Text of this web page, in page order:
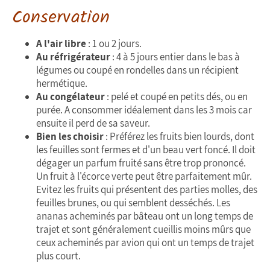
Conservation
A l'air libre : 1 ou 2 jours.
Au réfrigérateur: 4 à 5 jours entier dans le bas à
légumes ou coupé en rondelles dans un récipient
hermétique.
Au congélateur: pelé et coupé en petits dés, ou en
purée. A consommer idéalement dans les 3 mois car
ensuite il perd de sa saveur.
Bien les choisir: Préférez les fruits bien lourds, dont
les feuilles sont fermes et d'un beau vert foncé. Il doit
dégager un parfum fruité sans être trop prononcé.
Un fruit à l'écorce verte peut être parfaitement mûr.
Evitez les fruits qui présentent des parties molles, des
feuilles brunes, ou qui semblent desséchés. Les
ananas acheminés par bâteau ont un long temps de
trajet et sont généralement cueillis moins mûrs que
ceux acheminés par avion qui ont un temps de trajet
plus court.